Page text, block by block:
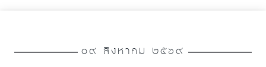
๐๙ สิงหาคม ๒๕๖๙